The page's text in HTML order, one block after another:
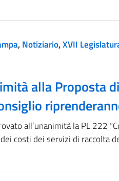
,Notiziario,XVII
alla Proposta
all’unanimità la PL 222
costi dei servizi di raccolta